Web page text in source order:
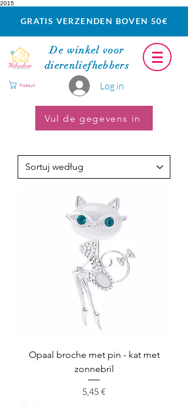
2015
GRATIS VERZENDEN BOVEN 50€
De winkel voor
dierenliefhebbers
Log in
Koszyk
Vul de gegevens in
Opaal broche met pin - kat met
zonnebril
Cena
5,45 €